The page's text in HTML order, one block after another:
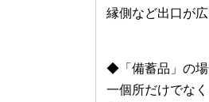
縁側など出口が
◆「備蓄品」の
一個所だけでな